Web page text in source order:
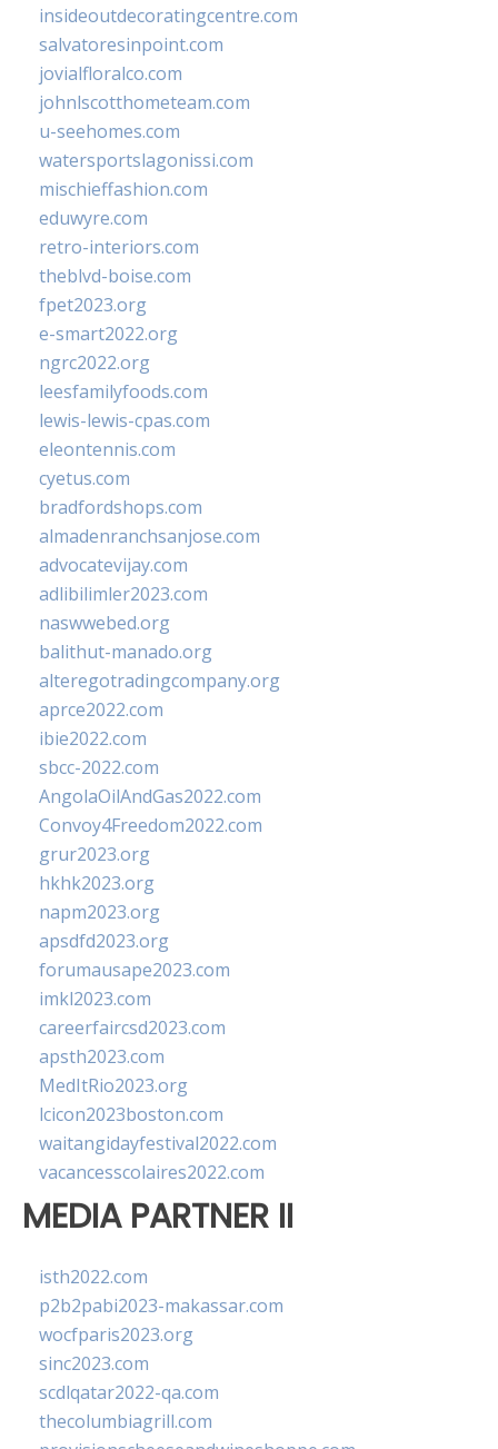
insideoutdecoratingcentre.com
salvatoresinpoint.com
jovialfloralco.com
johnlscotthometeam.com
u-seehomes.com
watersportslagonissi.com
mischieffashion.com
eduwyre.com
retro-interiors.com
theblvd-boise.com
fpet2023.org
e-smart2022.org
ngrc2022.org
leesfamilyfoods.com
lewis-lewis-cpas.com
eleontennis.com
cyetus.com
bradfordshops.com
almadenranchsanjose.com
advocatevijay.com
adlibilimler2023.com
naswwebed.org
balithut-manado.org
alteregotradingcompany.org
aprce2022.com
ibie2022.com
sbcc-2022.com
AngolaOilAndGas2022.com
Convoy4Freedom2022.com
grur2023.org
hkhk2023.org
napm2023.org
apsdfd2023.org
forumausape2023.com
imkl2023.com
careerfaircsd2023.com
apsth2023.com
MedItRio2023.org
lcicon2023boston.com
waitangidayfestival2022.com
vacancesscolaires2022.com
MEDIA PARTNER II
isth2022.com
p2b2pabi2023-makassar.com
wocfparis2023.org
sinc2023.com
scdlqatar2022-qa.com
thecolumbiagrill.com